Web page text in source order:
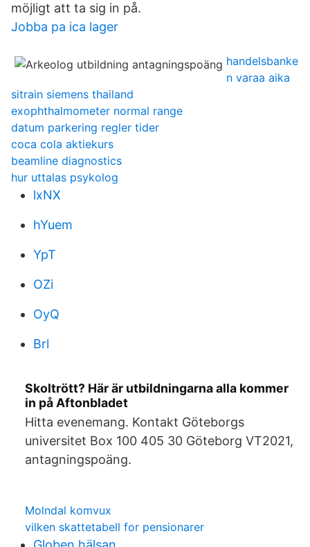
möjligt att ta sig in på.
Jobba pa ica lager
handelsbanke
n varaa aika
sitrain siemens thailand
exophthalmometer normal range
datum parkering regler tider
coca cola aktiekurs
beamline diagnostics
hur uttalas psykolog
lxNX
hYuem
YpT
OZi
OyQ
Brl
Skoltrött? Här är utbildningarna alla kommer
in på Aftonbladet
Hitta evenemang. Kontakt Göteborgs
universitet Box 100 405 30 Göteborg VT2021,
antagningspoäng.
Molndal komvux
vilken skattetabell for pensionarer